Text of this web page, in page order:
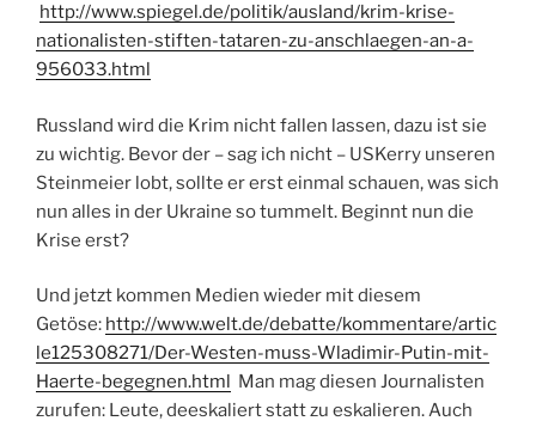
http://www.spiegel.de/politik/ausland/krim-krise-
nationalisten-stiften-tataren-zu-anschlaegen-an-a-
956033.html
Russland wird die Krim nicht fallen lassen, dazu ist sie
zu wichtig. Bevor der – sag ich nicht – USKerry unseren
Steinmeier lobt, sollte er erst einmal schauen, was sich
nun alles in der Ukraine so tummelt. Beginnt nun die
Krise erst?
Und jetzt kommen Medien wieder mit diesem
Getöse: http://www.welt.de/debatte/kommentare/artic
le125308271/Der-Westen-muss-Wladimir-Putin-mit-
Haerte-begegnen.html Man mag diesen Journalisten
zurufen: Leute, deeskaliert statt zu eskalieren. Auch